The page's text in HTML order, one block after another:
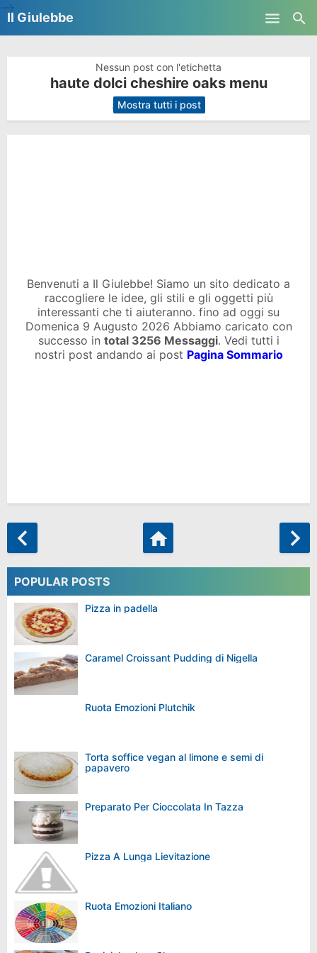
Il Giulebbe
Nessun post con l'etichetta
haute dolci cheshire oaks menu
. Mostra tutti i post
Benvenuti a Il Giulebbe! Siamo un sito dedicato a
raccogliere le idee, gli stili e gli oggetti più
interessanti che ti aiuteranno. fino ad oggi su
Domenica 9 Augusto 2026 Abbiamo caricato con
successo in total 3256 Messaggi. Vedi tutti i
nostri post andando ai post Pagina Sommario
POPULAR POSTS
Pizza in padella
Caramel Croissant Pudding di Nigella
Ruota Emozioni Plutchik
Torta soffice vegan al limone e semi di
papavero
Preparato Per Cioccolata In Tazza
Pizza A Lunga Lievitazione
Ruota Emozioni Italiano